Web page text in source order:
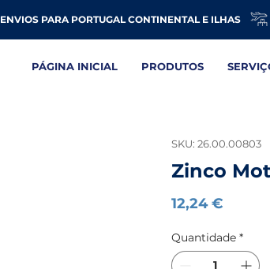
ENVIOS PARA PORTUGAL CONTINENTAL E ILHAS
PÁGINA INICIAL PRODUTOS
SKU: 26.00.00803
Zinco
12,24 €
Quantidade *